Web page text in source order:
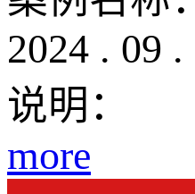
2024 . 09 .
说明：
more